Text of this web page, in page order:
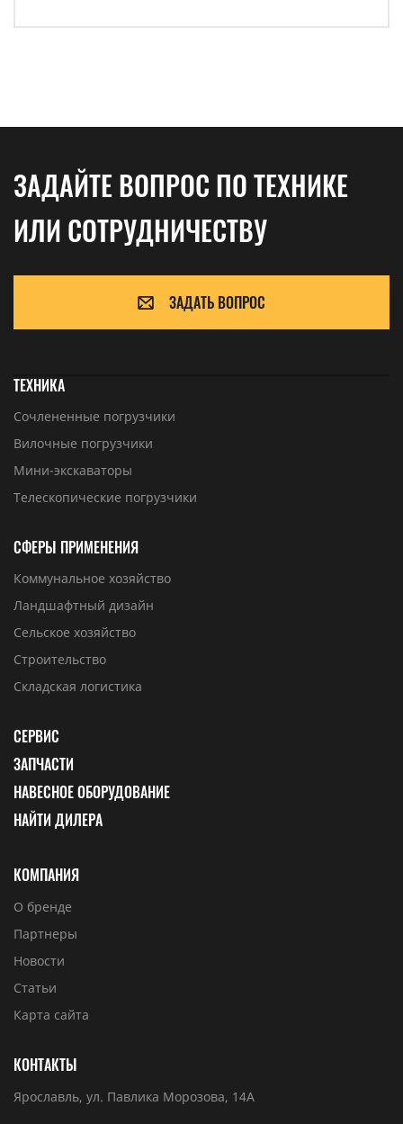
ЗАДАЙТЕ ВОПРОС ПО ТЕХНИКЕ
ИЛИ СОТРУДНИЧЕСТВУ
ЗАДАТЬ ВОПРОС
ТЕХНИКА
Сочлененные погрузчики
Вилочные погрузчики
Мини-экскаваторы
Телескопические погрузчики
СФЕРЫ ПРИМЕНЕНИЯ
Коммунальное хозяйство
Ландшафтный дизайн
Сельское хозяйство
Строительство
Складская логистика
СЕРВИС
ЗАПЧАСТИ
НАВЕСНОЕ ОБОРУДОВАНИЕ
НАЙТИ ДИЛЕРА
КОМПАНИЯ
О бренде
Партнеры
Новости
Статьи
Карта сайта
КОНТАКТЫ
Ярославль, ул. Павлика Морозова, 14А